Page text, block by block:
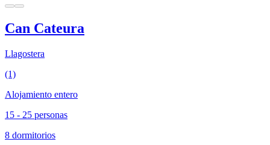
Can Cateura
Llagostera
(1)
Alojamiento entero
15 - 25 personas
8 dormitorios